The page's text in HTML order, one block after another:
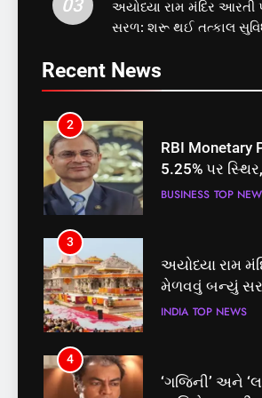
અયોધ્યા રામ
મેળવવું બન્યું
તત્કાલ સુવિધા,
INDIA TOP NEWS
4
‘ગજિની’ અને
અભિનેતા
વર્ષની વયે
ENTERTAINMENT
5
કોડીનારના
કિશોરો ડૂબ્યા,
લાપતા
GUJARAT TOP NEWS
6
પાસપોર્ટ
03
અયોધ્યા રામ મંદિર
સરળ: શરૂ થઈ તત્કાલ
Recent News
2
5.25% પર
BUSINESS TOP
3
અયોધ્યા રામ
મેળવવું બન્યું
4
‘ગજિની’ અને
અભિનેતા પ્રદીપ
5